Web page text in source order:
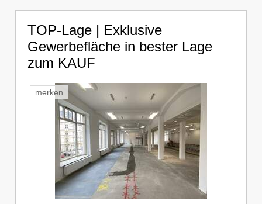
TOP-Lage | Exklusive
Gewerbefläche in bester Lage
zum KAUF
merken